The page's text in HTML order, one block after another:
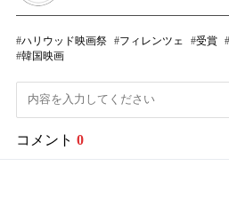
ハリウッド映画祭 フィレンツェ 受賞
韓国映画
コメント 0